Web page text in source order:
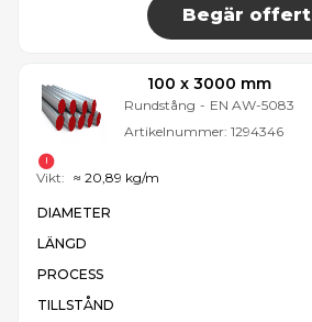
Begär offert
100 x 3000 mm
Rundstång - EN AW-5083
Artikelnummer: 1294346
DIAMETER
LÄNGD
PROCESS
TILLSTÅND
Vikt: ≈ 20,89 kg/m